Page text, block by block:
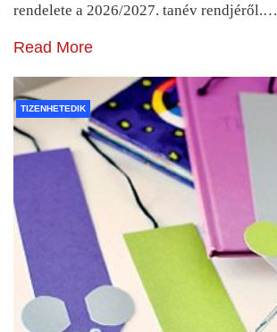
rendelete a 2026/2027. tanév rendjéről.…
Read More
TIZENHETEDIK